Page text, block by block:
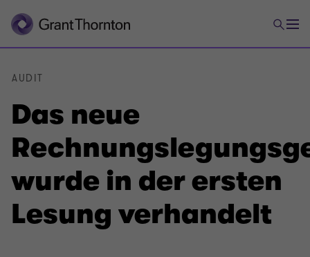
Das neue
wurde in der ersten
Lesung verhandelt
AUDIT